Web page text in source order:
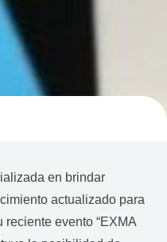
en brindar
actualizado para
reciente evento “EXMA